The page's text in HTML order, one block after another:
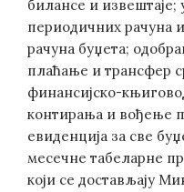
билансе и извештаје;
периодичних рачуна
рачуна буџета;
плаћање и трансфер
финансијско-
контирања и вођење
евиденција за све
месечне табеларне
који се достављају